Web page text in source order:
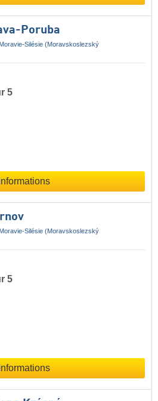
Poruba
Moravie-Silésie (Moravskoslezský
5
Informations
Moravie-Silésie (Moravskoslezský
5
Informations